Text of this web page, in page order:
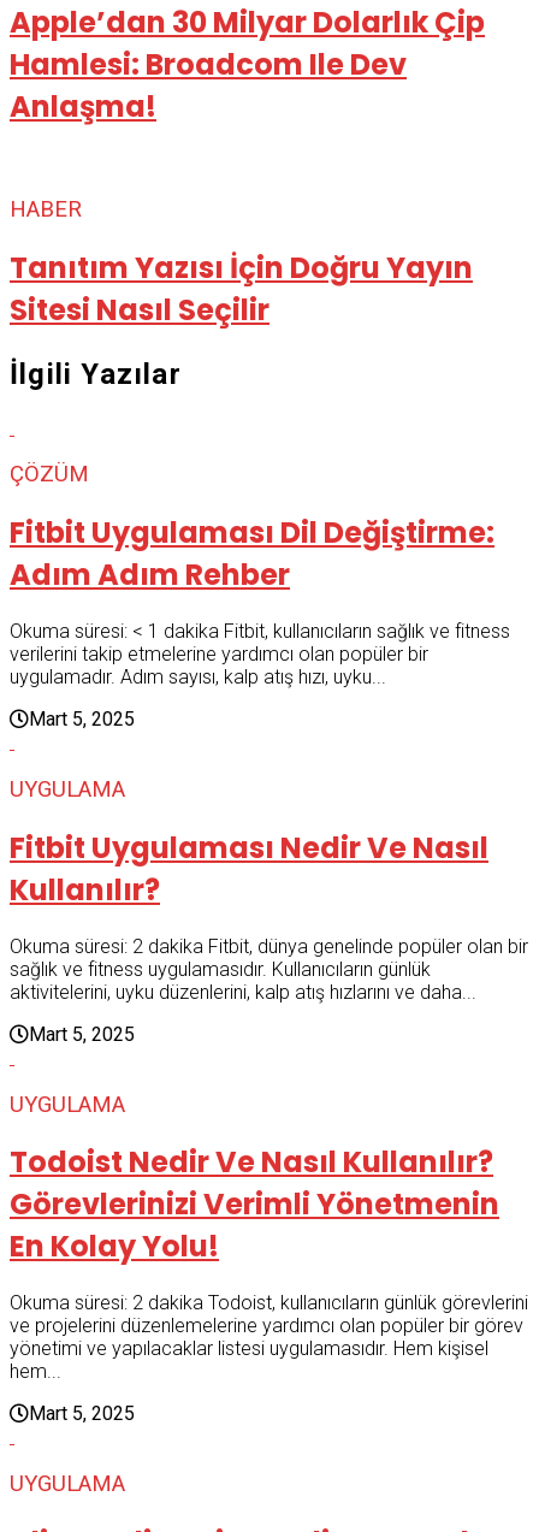
Apple’dan 30 Milyar Dolarlık Çip
Hamlesi: Broadcom Ile Dev
Anlaşma!
HABER
Tanıtım Yazısı İçin Doğru Yayın
Sitesi Nasıl Seçilir
İlgili Yazılar
ÇÖZÜM
Fitbit Uygulaması Dil Değiştirme:
Adım Adım Rehber
Okuma süresi: < 1 dakika Fitbit, kullanıcıların sağlık ve fitness
verilerini takip etmelerine yardımcı olan popüler bir
uygulamadır. Adım sayısı, kalp atış hızı, uyku...
Mart 5, 2025
UYGULAMA
Fitbit Uygulaması Nedir Ve Nasıl
Kullanılır?
Okuma süresi: 2 dakika Fitbit, dünya genelinde popüler olan bir
sağlık ve fitness uygulamasıdır. Kullanıcıların günlük
aktivitelerini, uyku düzenlerini, kalp atış hızlarını ve daha...
Mart 5, 2025
UYGULAMA
Todoist Nedir Ve Nasıl Kullanılır?
Görevlerinizi Verimli Yönetmenin
En Kolay Yolu!
Okuma süresi: 2 dakika Todoist, kullanıcıların günlük görevlerini
ve projelerini düzenlemelerine yardımcı olan popüler bir görev
yönetimi ve yapılacaklar listesi uygulamasıdır. Hem kişisel
hem...
Mart 5, 2025
UYGULAMA